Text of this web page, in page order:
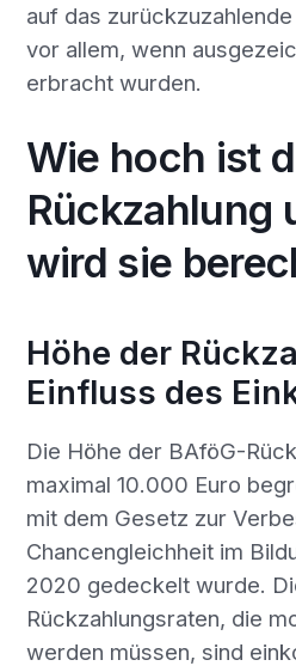
auf das
vor allem, wenn
erbracht wurden.
Wie hoch ist
Rückzahlung
wird sie
Höhe der
Einfluss des
Die Höhe der BAföG-
maximal 10.000 Euro
mit dem Gesetz zur
Chancengleichheit im
2020 gedeckelt wurde.
Rückzahlungsraten, die
werden müssen, sind